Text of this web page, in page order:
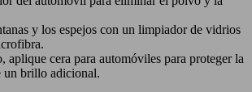
y los espejos con un limpiador de vidrios
aplique cera para automóviles para proteger la
un brillo adicional.